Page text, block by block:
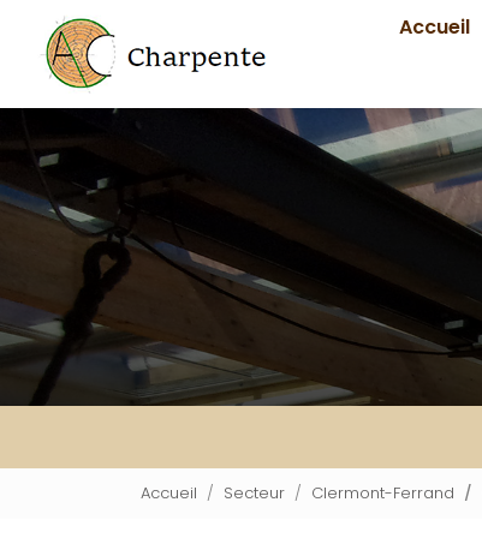
contenu
principal
Navigation principale
Accueil
Accueil Secteur Clermont-Ferrand